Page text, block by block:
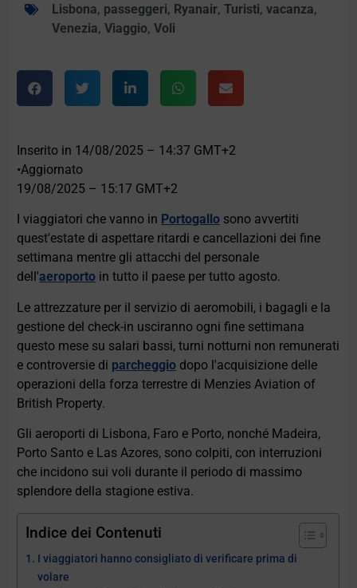
Lisbona, passeggeri, Ryanair,Turisti,vacanza,
Venezia,Viaggio,Voli
Inserito in 14/08/2025 – 14:37 GMT+2
•Aggiornato
19/08/2025 – 15:17 GMT+2
I viaggiatori che vanno in Portogallo sono avvertiti
quest'estate di aspettare ritardi e cancellazioni dei fine
settimana mentre gli attacchi del personale
dell'aeroporto in tutto il paese per tutto agosto.
Le attrezzature per il servizio di aeromobili, i bagagli e la
gestione del check-in usciranno ogni fine settimana
questo mese su salari bassi, turni notturni non remunerati
e controversie di parcheggio dopo l'acquisizione delle
operazioni della forza terrestre di Menzies Aviation of
British Property.
Gli aeroporti di Lisbona, Faro e Porto, nonché Madeira,
Porto Santo e Las Azores, sono colpiti, con interruzioni
che incidono sui voli durante il periodo di massimo
splendore della stagione estiva.
Indice dei Contenuti
I viaggiatori hanno consigliato di verificare prima di
volare